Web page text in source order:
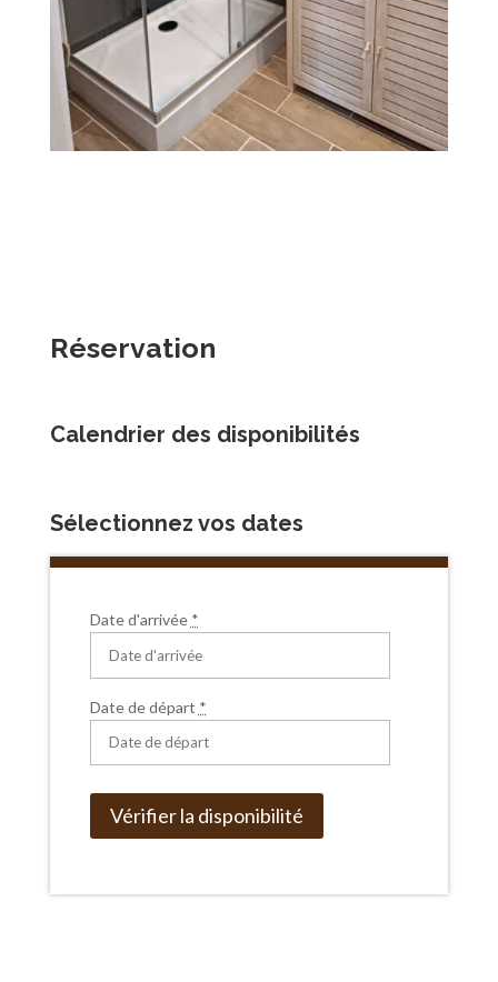
Réservation
Calendrier des disponibilités
Sélectionnez vos dates
Date d'arrivée *
Date de départ *